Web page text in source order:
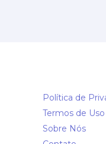
Política de
Termos de Uso
Sobre Nós